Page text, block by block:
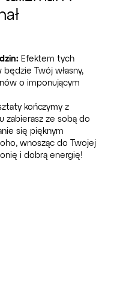
Efektem tych
Twój własny,
o imponującym
kończymy z
zabierasz ze sobą do
się pięknym
wnosząc do Twojej
i dobrą energię!